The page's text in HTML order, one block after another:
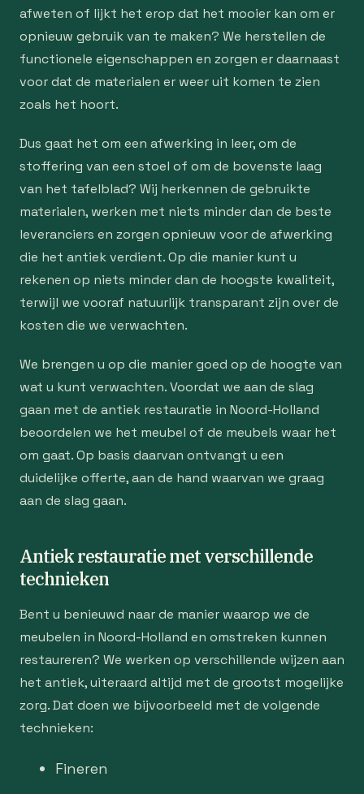
afweten of lijkt het erop dat het mooier kan om er
opnieuw gebruik van te maken? We herstellen de
functionele eigenschappen en zorgen er daarnaast
voor dat de materialen er weer uit komen te zien
zoals het hoort.
Dus gaat het om een afwerking in leer, om de
stoffering van een stoel of om de bovenste laag
van het tafelblad? Wij herkennen de gebruikte
materialen, werken met niets minder dan de beste
leveranciers en zorgen opnieuw voor de afwerking
die het antiek verdient. Op die manier kunt u
rekenen op niets minder dan de hoogste kwaliteit,
terwijl we vooraf natuurlijk transparant zijn over de
kosten die we verwachten.
We brengen u op die manier goed op de hoogte van
wat u kunt verwachten. Voordat we aan de slag
gaan met de antiek restauratie in Noord-Holland
beoordelen we het meubel of de meubels waar het
om gaat. Op basis daarvan ontvangt u een
duidelijke offerte, aan de hand waarvan we graag
aan de slag gaan.
Antiek restauratie met verschillende
technieken
Bent u benieuwd naar de manier waarop we de
meubelen in Noord-Holland en omstreken kunnen
restaureren? We werken op verschillende wijzen aan
het antiek, uiteraard altijd met de grootst mogelijke
zorg. Dat doen we bijvoorbeeld met de volgende
technieken:
Fineren